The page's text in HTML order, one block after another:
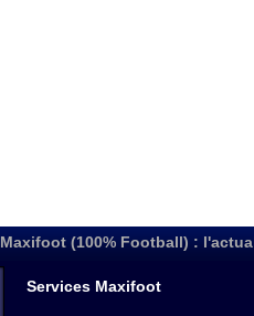
Maxifoot (100% Football) :
Services Maxifoot